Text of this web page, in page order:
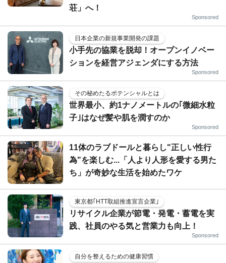
荘」へ！
Sponsored
日本企業の新規事業開発の課題
小手先の協業を脱却！オープンイノベー
ションを経営アジェンダにする方法
Sponsored
その秘めたるポテンシャルとは
世界最小、約1ナノメートルの｢微細水粒
子｣はなぜ髪や肌を潤すのか
Sponsored
11体のラブドールと暮らし"正しい性行
為"を楽しむ...「人より人形を愛する男た
ち」が奇妙な生活を始めたワケ
東京都｢HTT取組推進宣言企業｣
リサイクル企業が節電・発電・蓄電を実
践、社員のやる気と営業力も向上！
Sponsored
自分を整えるための健康習慣